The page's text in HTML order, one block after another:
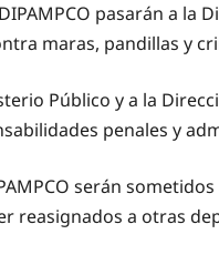
pasarán a la
maras, pandillas y
Público y a la
penales y
serán
reasignados a otras